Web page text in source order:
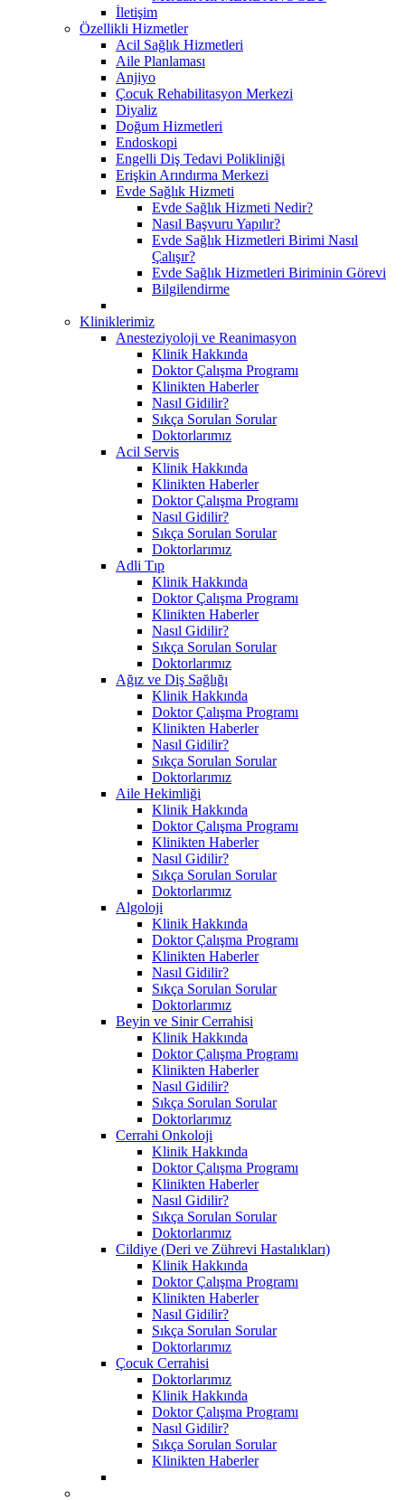
İletişim
Özellikli Hizmetler
Acil Sağlık Hizmetleri
Aile Planlaması
Anjiyo
Çocuk Rehabilitasyon Merkezi
Diyaliz
Doğum Hizmetleri
Endoskopi
Engelli Diş Tedavi Polikliniği
Erişkin Arındırma Merkezi
Evde Sağlık Hizmeti
Evde Sağlık Hizmeti Nedir?
Nasıl Başvuru Yapılır?
Evde Sağlık Hizmetleri Birimi Nasıl
Çalışır?
Evde Sağlık Hizmetleri Biriminin Görevi
Bilgilendirme
Kliniklerimiz
Anesteziyoloji ve Reanimasyon
Klinik Hakkında
Doktor Çalışma Programı
Klinikten Haberler
Nasıl Gidilir?
Sıkça Sorulan Sorular
Doktorlarımız
Acil Servis
Klinik Hakkında
Klinikten Haberler
Doktor Çalışma Programı
Nasıl Gidilir?
Sıkça Sorulan Sorular
Doktorlarımız
Adli Tıp
Klinik Hakkında
Doktor Çalışma Programı
Klinikten Haberler
Nasıl Gidilir?
Sıkça Sorulan Sorular
Doktorlarımız
Ağız ve Diş Sağlığı
Klinik Hakkında
Doktor Çalışma Programı
Klinikten Haberler
Nasıl Gidilir?
Sıkça Sorulan Sorular
Doktorlarımız
Aile Hekimliği
Klinik Hakkında
Doktor Çalışma Programı
Klinikten Haberler
Nasıl Gidilir?
Sıkça Sorulan Sorular
Doktorlarımız
Algoloji
Klinik Hakkında
Doktor Çalışma Programı
Klinikten Haberler
Nasıl Gidilir?
Sıkça Sorulan Sorular
Doktorlarımız
Beyin ve Sinir Cerrahisi
Klinik Hakkında
Doktor Çalışma Programı
Klinikten Haberler
Nasıl Gidilir?
Sıkça Sorulan Sorular
Doktorlarımız
Cerrahi Onkoloji
Klinik Hakkında
Doktor Çalışma Programı
Klinikten Haberler
Nasıl Gidilir?
Sıkça Sorulan Sorular
Doktorlarımız
Cildiye (Deri ve Zührevi Hastalıkları)
Klinik Hakkında
Doktor Çalışma Programı
Klinikten Haberler
Nasıl Gidilir?
Sıkça Sorulan Sorular
Doktorlarımız
Çocuk Cerrahisi
Doktorlarımız
Klinik Hakkında
Doktor Çalışma Programı
Nasıl Gidilir?
Sıkça Sorulan Sorular
Klinikten Haberler